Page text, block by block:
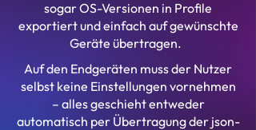
sogar OS-Versionen in Profile
exportiert und einfach auf gewünschte
Geräte übertragen.
Auf den Endgeräten muss der Nutzer
selbst keine Einstellungen vornehmen
– alles geschieht entweder
automatisch per Übertragung der json-